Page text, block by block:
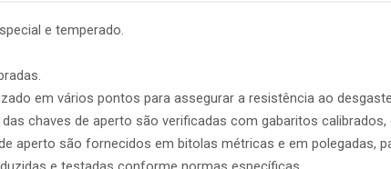
e temperado.
em vários pontos para assegurar a resistência ao
chaves de aperto são verificadas com gabaritos
aperto são fornecidos em bitolas métricas e em polegadas,